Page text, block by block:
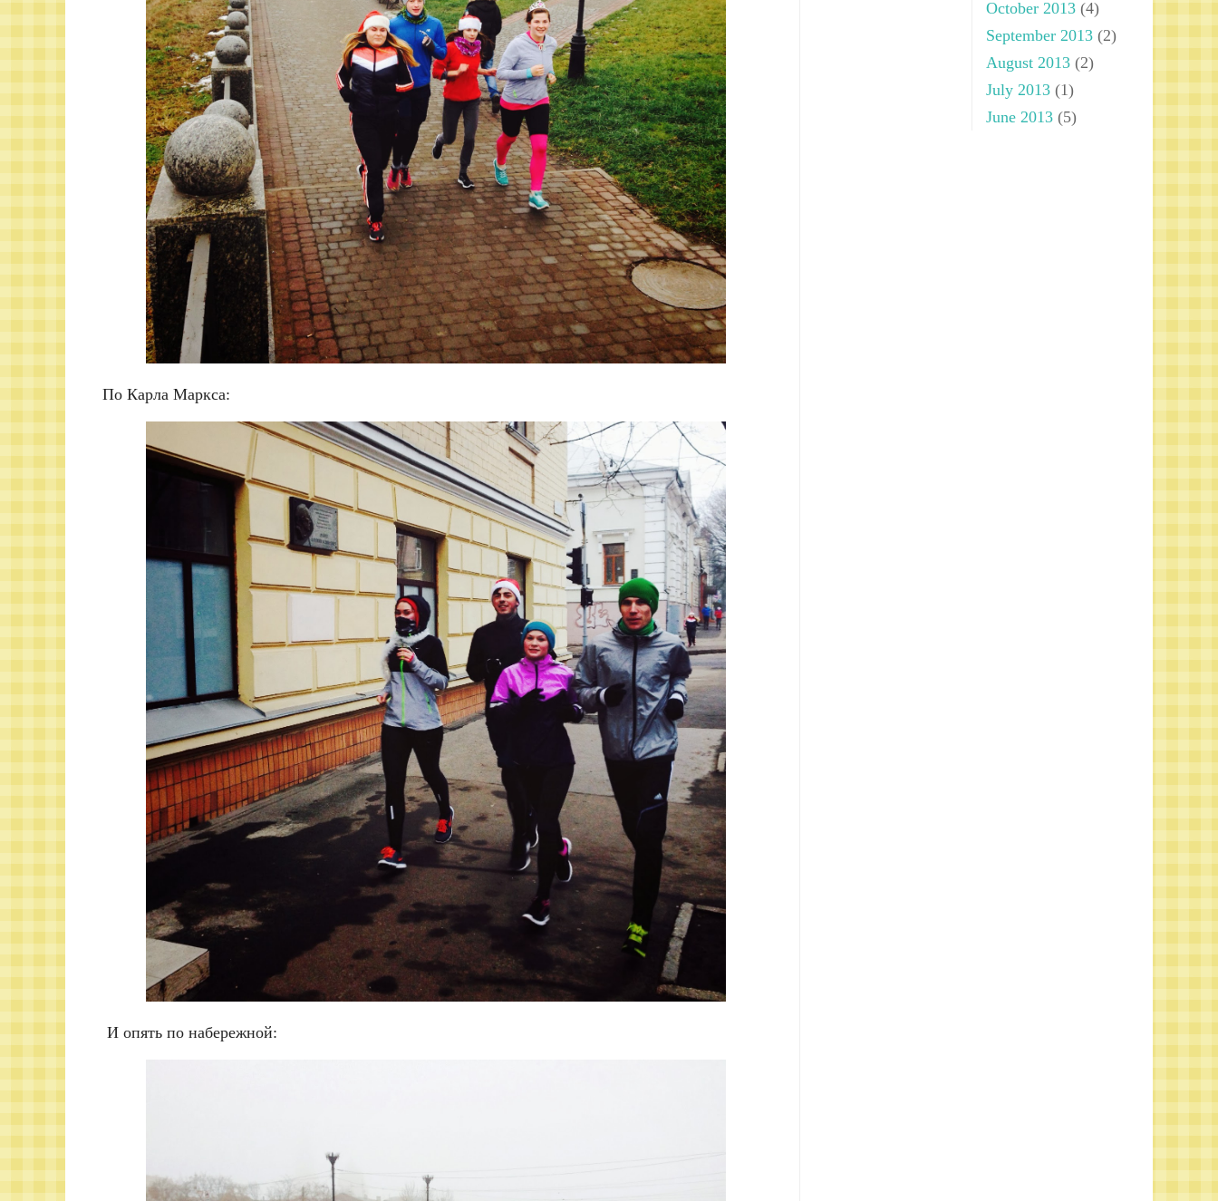
По Карла Маркса:
И опять по набережной:
October 2013 (4)
September 2013 (2)
August 2013 (2)
July 2013 (1)
June 2013 (5)